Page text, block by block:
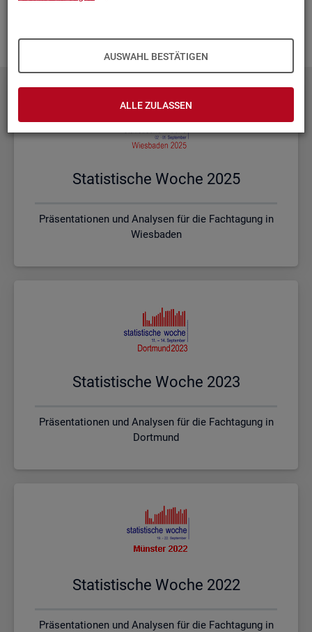
AUSWAHL BESTÄTIGEN
ALLE ZULASSEN
Sta­tis­ti­sche Woche 2025
Präsentationen und Analysen für die Fachtagung in
Wiesbaden
Sta­tis­ti­sche Woche 2023
Präsentationen und Analysen für die Fachtagung in
Dortmund
Sta­tis­ti­sche Woche 2022
Präsentationen und Analysen für die Fachtagung in